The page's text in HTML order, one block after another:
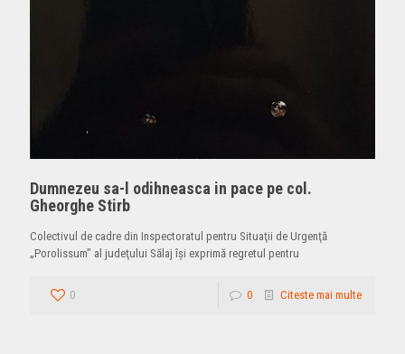
Dumnezeu sa-l odihneasca in pace pe col.
Gheorghe Stirb
Colectivul de cadre din Inspectoratul pentru Situaţii de Urgenţă
„Porolissum” al judeţului Sălaj îşi exprimă regretul pentru
0 0 Citeste mai multe